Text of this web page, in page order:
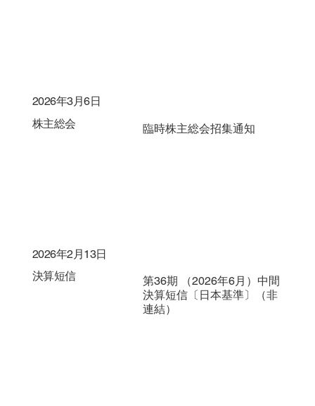
2026年3月6日
株主総会
臨時株主総会招集通知
2026年2月13日
決算短信
第36期 （2026年6月）中間
決算短信〔日本基準〕（非
連結）